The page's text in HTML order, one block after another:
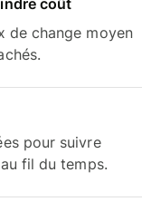
de change moyen
pour suivre
fil du temps.